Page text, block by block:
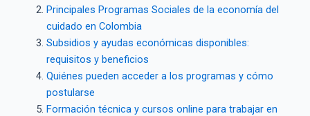
Principales Programas Sociales de la economía del
cuidado en Colombia
Subsidios y ayudas económicas disponibles:
requisitos y beneficios
Quiénes pueden acceder a los programas y cómo
postularse
Formación técnica y cursos online para trabajar en